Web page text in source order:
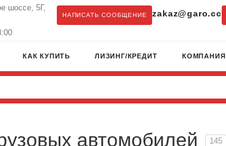
шоссе, 5Г,
НАПИСАТЬ СООБЩЕНИЕ zakaz@garo.cc
КАК КУПИТЬ ЛИЗИНГ/КРЕДИТ КОМПАНИЯ
автомобилей 145